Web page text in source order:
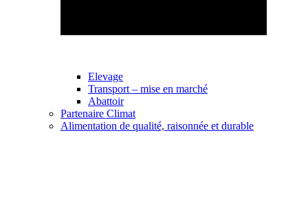
Elevage
Transport – mise en marché
Abattoir
Partenaire Climat
Alimentation de qualité, raisonnée et durable